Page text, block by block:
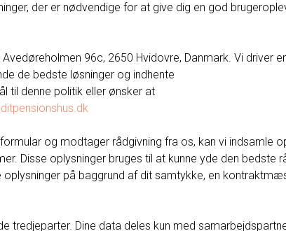
der er nødvendige for at give dig en god
96c, 2650 Hvidovre, Danmark. Vi driver
de bedste løsninger og indhente
til denne politik eller ønsker at
og modtager rådgivning fra os, kan vi indsamle
Disse oplysninger bruges til at kunne yde den
på baggrund af dit samtykke, en
tredjeparter. Dine data deles kun med